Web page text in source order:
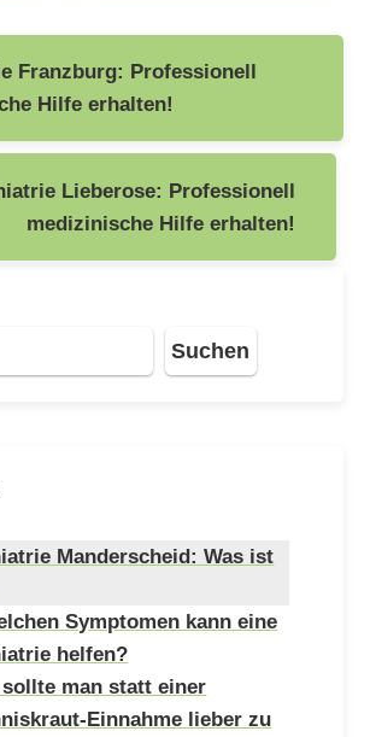
Franzburg: Professionell
Hilfe erhalten!
Lieberose: Professionell
medizinische Hilfe erhalten!
Suchen
Manderscheid: Was ist
Symptomen kann eine
helfen?
sollte man statt einer
Einnahme lieber zu